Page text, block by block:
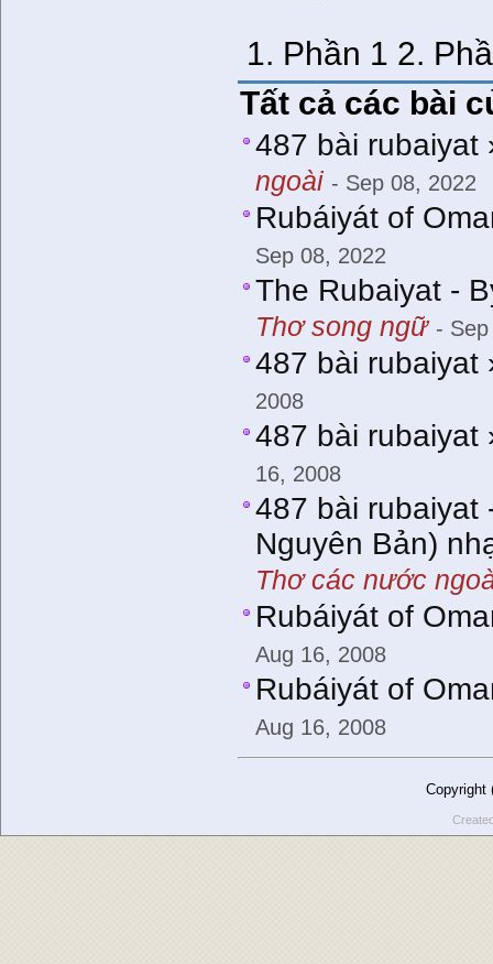
1. Phần 1 2.
Tất cả các bài
487 bài rubaiyat
ngoài - Sep 08, 2022
Rubáiyát of
Sep 08, 2022
The Rubaiyat -
Thơ song ngữ -
487 bài rubaiyat
2008
487 bài rubaiyat
16, 2008
487 bài rubaiyat
Nguyên Bản)
Thơ các nước
Rubáiyát of
Aug 16, 2008
Rubáiyát of
Aug 16, 2008
Copyright